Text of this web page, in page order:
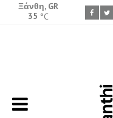
Ξάνθη, GR
35 °C